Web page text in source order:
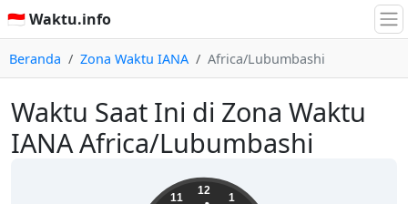
🇮🇩 Waktu.info
Beranda Zona Waktu IANA Africa/Lubumbashi
Waktu Saat Ini di Zona Waktu
IANA Africa/Lubumbashi
12
1
11